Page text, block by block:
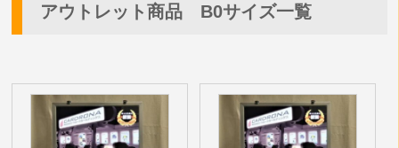
アウトレット商品 B0サイズ一覧